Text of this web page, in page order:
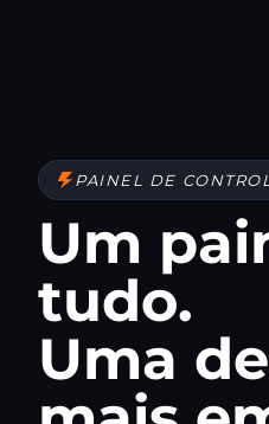
PAINEL DE
Um
tudo.
Uma